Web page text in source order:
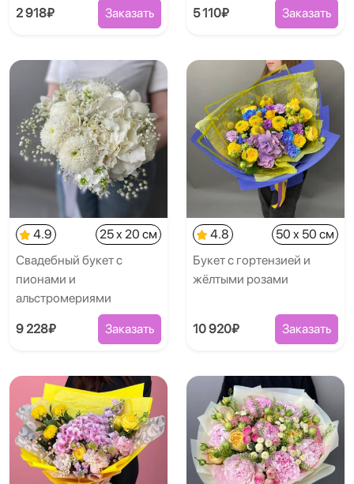
2 918₽ Заказать 5 110₽ Заказать
4.9
25 x 20 см
Свадебный букет с
пионами и
альстромериями
9 228₽ Заказать
4.8
50 x 50 см
Букет с гортензией и
жёлтыми розами
10 920₽ Заказать